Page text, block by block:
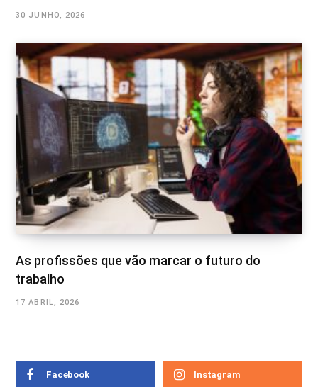
30 JUNHO, 2026
As profissões que vão marcar o futuro do
trabalho
17 ABRIL, 2026
Facebook Instagram